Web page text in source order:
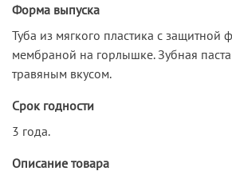
Форма выпуска
Туба из мягкого пластика с защитной
мембраной на горлышке. Зубная
травяным вкусом.
Срок годности
3 года.
Описание товара